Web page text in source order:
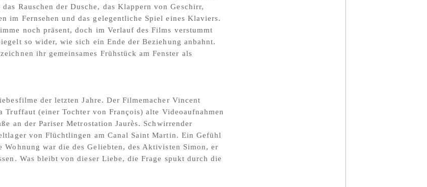
Rauschen der Dusche, das Klappern von Geschirr,
im Fernsehen und das gelegentliche Spiel eines Klaviers.
noch präsent, doch im Verlauf des Films verstummt
so wider, wie sich ein Ende der Beziehung anbahnt.
ihr gemeinsames Frühstück am Fenster als
der letzten Jahre. Der Filmemacher Vincent
Truffaut (einer Tochter von François) alte Videoaufnahmen
an der Pariser Metrostation Jaurès. Schwirrender
von Flüchtlingen am Canal Saint Martin. Ein Gefühl
Wohnung war die des Geliebten, des Aktivisten Simon, er
Was bleibt von dieser Liebe, die Frage spukt durch die